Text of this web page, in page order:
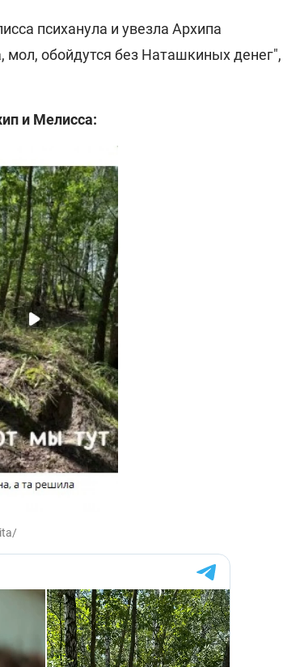
психанула и увезла Архипа
мол, обойдутся без Наташкиных денег",
и Мелисса: